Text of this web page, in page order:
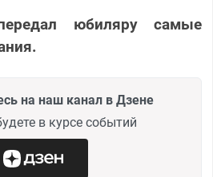
юбиляру самые
на наш канал в Дзене
в курсе событий